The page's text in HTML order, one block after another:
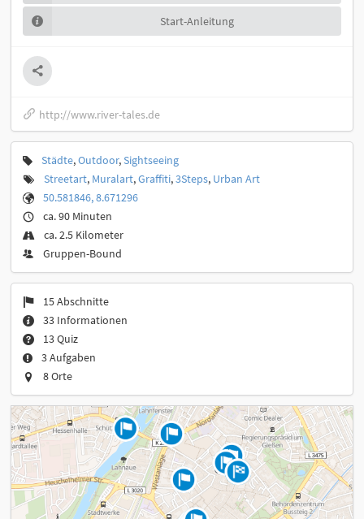
Start-Anleitung
http://www.river-tales.de
Städte,Outdoor,Sightseeing
Streetart, Muralart,Graffiti,3Steps, Urban Art
50.581846, 8.671296
ca. 90 Minuten
ca. 2.5 Kilometer
Gruppen-Bound
15 Abschnitte
33 Informationen
13 Quiz
3 Aufgaben
8 Orte